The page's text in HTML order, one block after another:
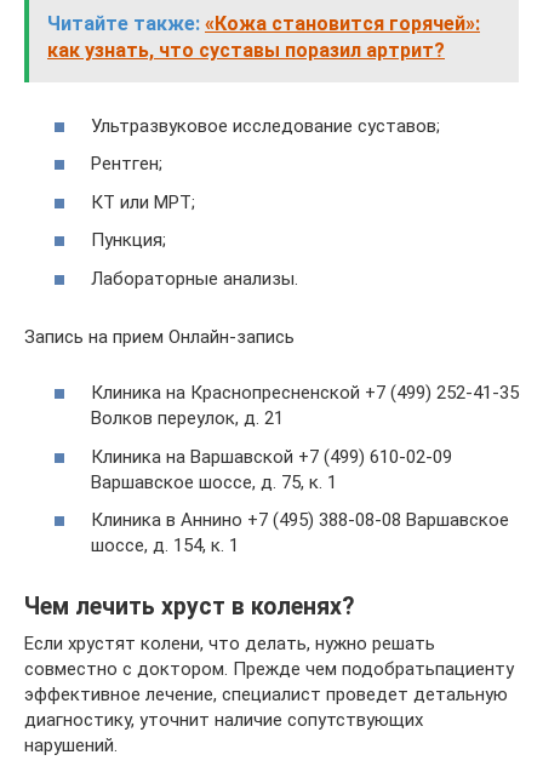
Читайте также: «Кожа становится горячей»:
как узнать, что суставы поразил артрит?
Ультразвуковое исследование суставов;
Рентген;
КТ или МРТ;
Пункция;
Лабораторные анализы.
Запись на прием Онлайн-запись
Клиника на Краснопресненской +7 (499) 252-41-35
Волков переулок, д. 21
Клиника на Варшавской +7 (499) 610-02-09
Варшавское шоссе, д. 75, к. 1
Клиника в Аннино +7 (495) 388-08-08 Варшавское
шоссе, д. 154, к. 1
Чем лечить хруст в коленях?
Если хрустят колени, что делать, нужно решать
совместно с доктором. Прежде чем подобратьпациенту
эффективное лечение, специалист проведет детальную
диагностику, уточнит наличие сопутствующих
нарушений.